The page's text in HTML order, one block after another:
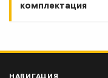
комплектация